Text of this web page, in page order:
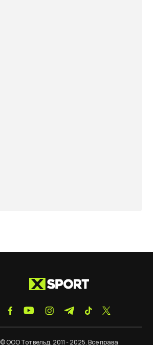
© ООО Тотвельд, 2011 - 2025. Все права